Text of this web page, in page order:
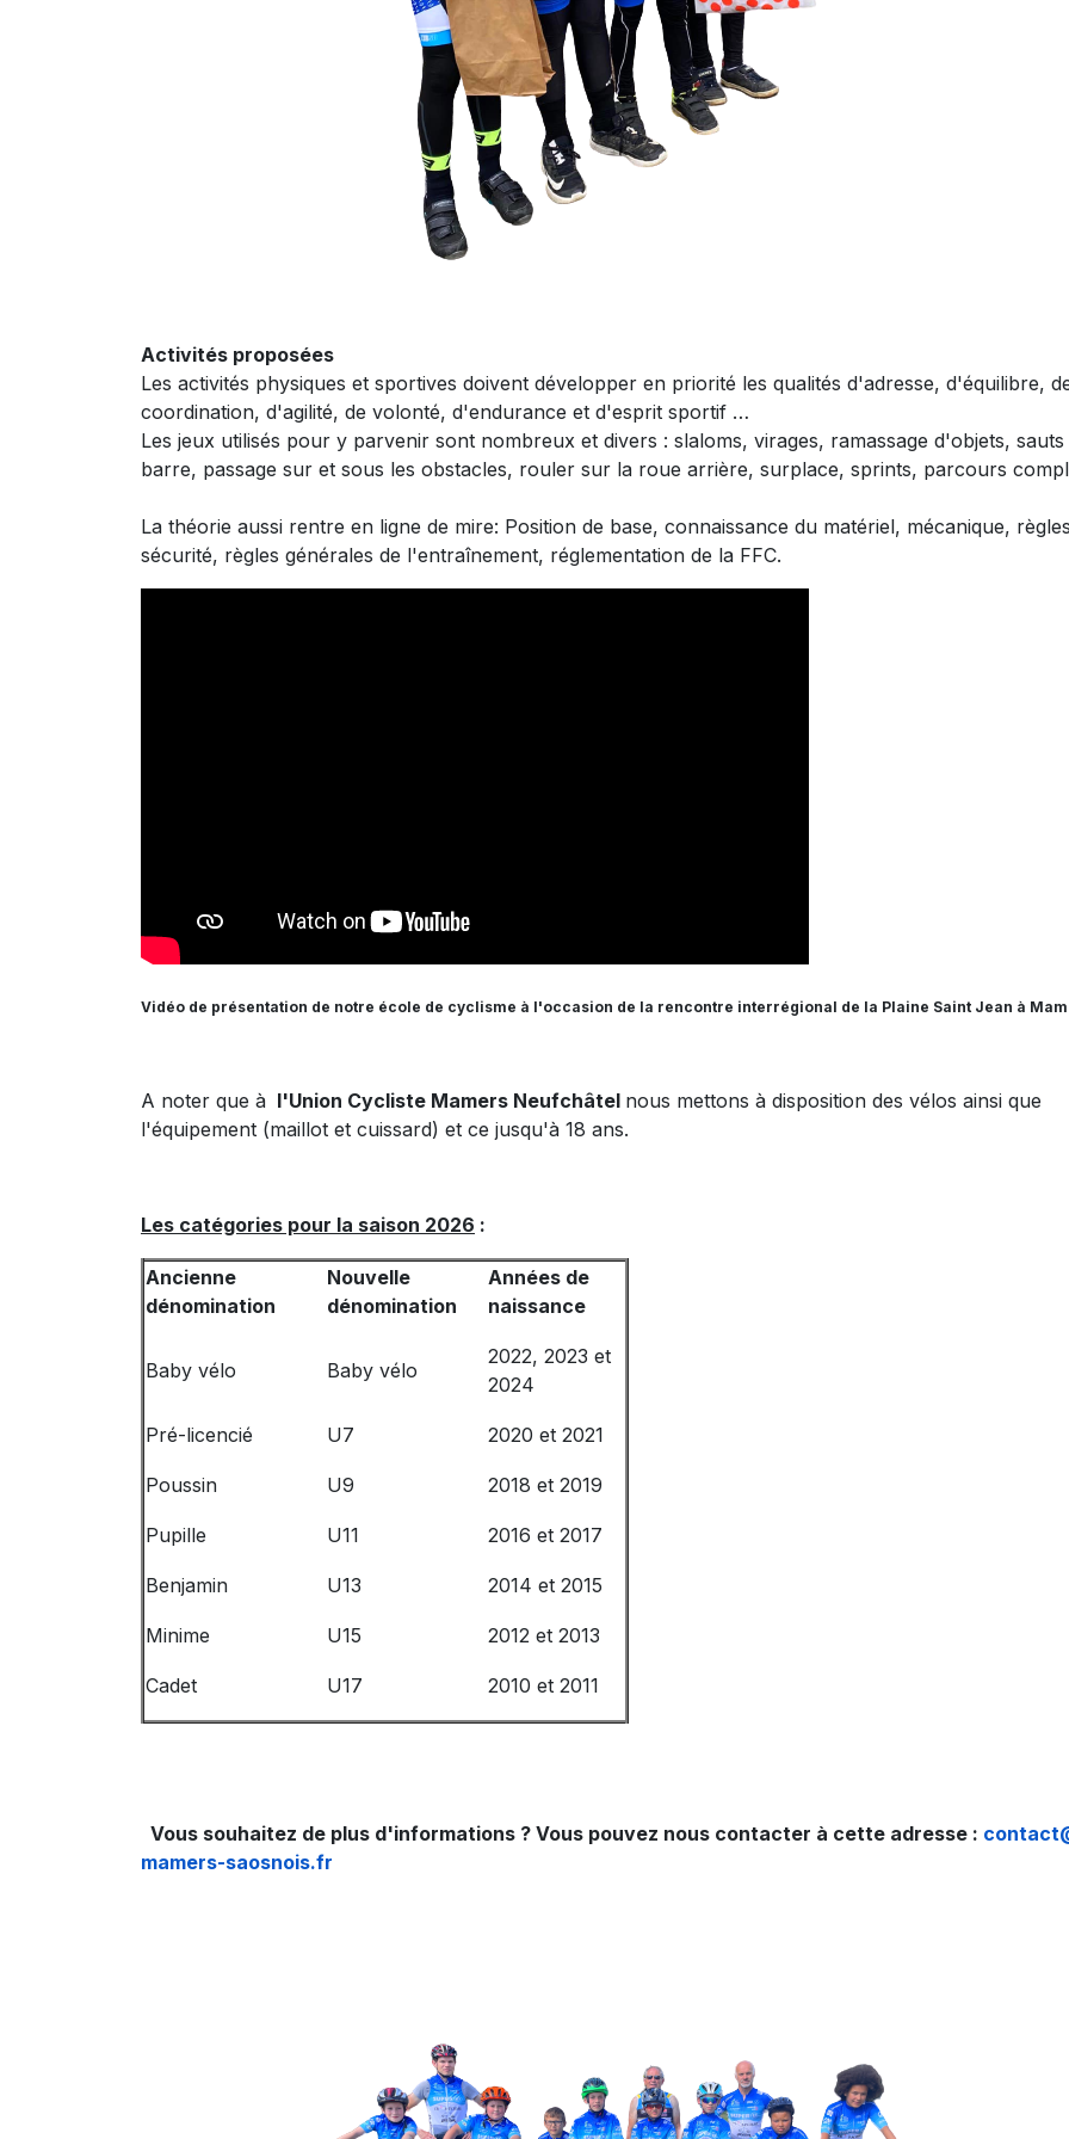
Activités proposées
Les activités physiques et sportives doivent développer en priorité les qualités d'adresse, d'équilibre,
coordination, d'agilité, de volonté, d'endurance et d'esprit sportif …
Les jeux utilisés pour y parvenir sont nombreux et divers : slaloms, virages, ramassage d'objets, sauts
barre, passage sur et sous les obstacles, rouler sur la roue arrière, surplace, sprints, parcours
La théorie aussi rentre en ligne de mire: Position de base, connaissance du matériel, mécanique,
sécurité, règles générales de l'entraînement, réglementation de la FFC.
Vidéo de présentation de notre école de cyclisme à l'occasion de la rencontre interrégional de la Plaine Saint Jean à
A noter que à l'Union Cycliste Mamers Neufchâtel nous mettons à disposition des vélos ainsi que
l'équipement (maillot et cuissard) et ce jusqu'à 18 ans.
Les catégories pour la saison 2026 :
Ancienne
dénomination
Nouvelle
dénomination
Années de
naissance
Baby vélo Baby vélo
2022, 2023 et
2024
Pré-licencié U7 2020 et 2021
Poussin U9 2018 et 2019
Pupille U11 2016 et 2017
Benjamin U13 2014 et 2015
Minime U15 2012 et 2013
Cadet U17 2010 et 2011
Vous souhaitez de plus d'informations ? Vous pouvez nous contacter à cette adresse :
mamers-saosnois.fr